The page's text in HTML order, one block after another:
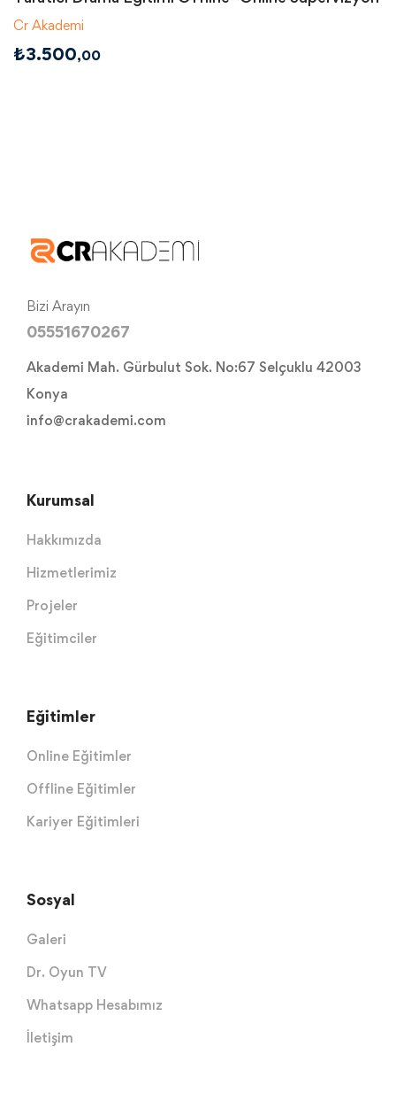
Cr Akademi
₺3.500,00
Bizi Arayın
05551670267
Akademi Mah. Gürbulut Sok. No:67 Selçuklu 42003
Konya
info@crakademi.com
Kurumsal
Hakkımızda
Hizmetlerimiz
Projeler
Eğitimciler
Eğitimler
Online Eğitimler
Offline Eğitimler
Kariyer Eğitimleri
Sosyal
Galeri
Dr. Oyun TV
Whatsapp Hesabımız
İletişim